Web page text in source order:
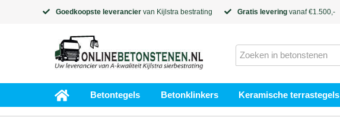
Goedkoopste leverancier van Kijlstra bestrating Gratis levering vanaf €1.500,-
Betontegels Betonklinkers Keramische terrastegels